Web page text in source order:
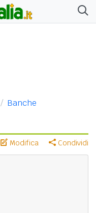
Banche
Modifica Condividi